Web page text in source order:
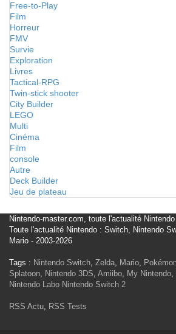
Free-to-Play
Film
Horreur
FMV
Survie
Exploration
Livres
Tactical-RPG
Twin-stick shooter
City Builder
LEGO
Multi
Cinéma
Film
console
Autre
Deck Builder
Jeu de plateau
Nintendo-master.com, toute l'actualité
Toute l'actualité Nintendo : Switch, Nintendo
Mario - 2003-2026
Tags : Nintendo Switch, Zelda, Mario,
Splatoon, Nintendo 3DS, Amiibo, My Nintendo,
Nintendo Labo Nintendo Switch 2
RSS Actu, RSS Tests